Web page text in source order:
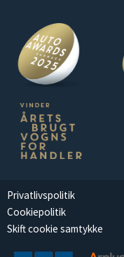
Privatlivspolitik
Cookiepolitik
Skift cookie samtykke